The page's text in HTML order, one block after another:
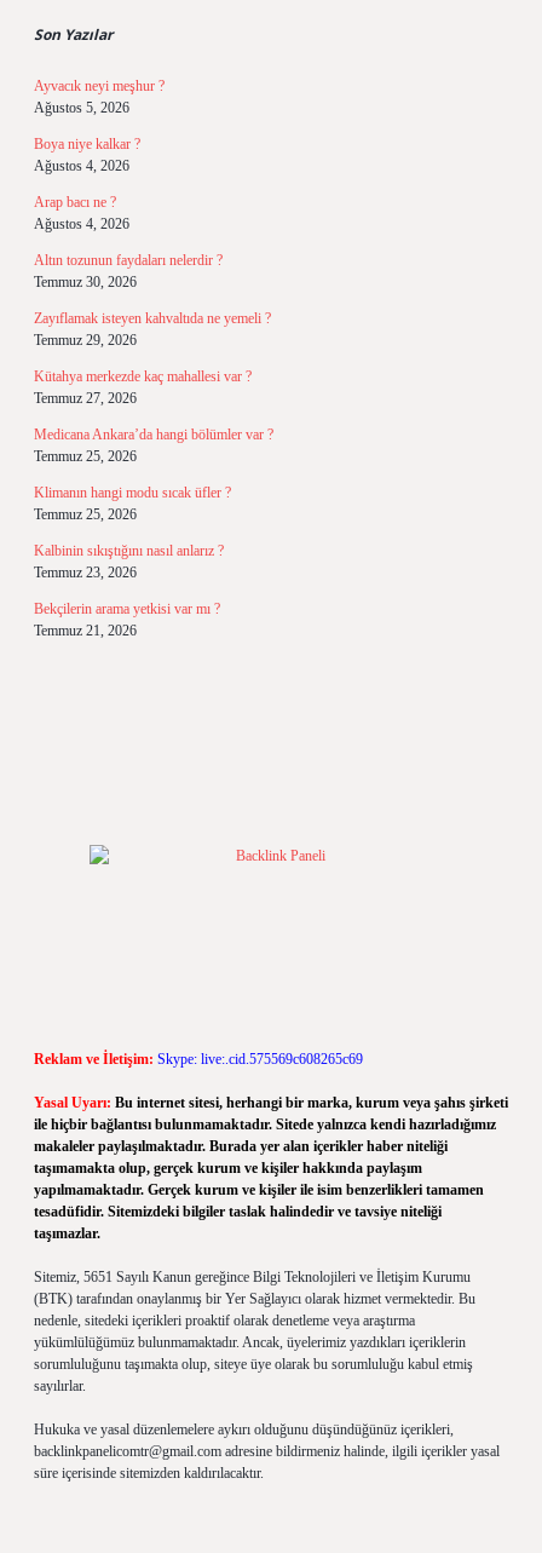
Son Yazılar
Ayvacık neyi meşhur ?
Ağustos 5, 2026
Boya niye kalkar ?
Ağustos 4, 2026
Arap bacı ne ?
Ağustos 4, 2026
Altın tozunun faydaları nelerdir ?
Temmuz 30, 2026
Zayıflamak isteyen kahvaltıda ne yemeli ?
Temmuz 29, 2026
Kütahya merkezde kaç mahallesi var ?
Temmuz 27, 2026
Medicana Ankara’da hangi bölümler var ?
Temmuz 25, 2026
Klimanın hangi modu sıcak üfler ?
Temmuz 25, 2026
Kalbinin sıkıştığını nasıl anlarız ?
Temmuz 23, 2026
Bekçilerin arama yetkisi var mı ?
Temmuz 21, 2026
Reklam ve İletişim: Skype: live:.cid.575569c608265c69
Yasal Uyarı: Bu internet sitesi, herhangi bir marka, kurum veya şahıs şirketi
ile hiçbir bağlantısı bulunmamaktadır. Sitede yalnızca kendi hazırladığımız
makaleler paylaşılmaktadır. Burada yer alan içerikler haber niteliği
taşımamakta olup, gerçek kurum ve kişiler hakkında paylaşım
yapılmamaktadır. Gerçek kurum ve kişiler ile isim benzerlikleri tamamen
tesadüfidir. Sitemizdeki bilgiler taslak halindedir ve tavsiye niteliği
taşımazlar.
Sitemiz, 5651 Sayılı Kanun gereğince Bilgi Teknolojileri ve İletişim Kurumu
(BTK) tarafından onaylanmış bir Yer Sağlayıcı olarak hizmet vermektedir. Bu
nedenle, sitedeki içerikleri proaktif olarak denetleme veya araştırma
yükümlülüğümüz bulunmamaktadır. Ancak, üyelerimiz yazdıkları içeriklerin
sorumluluğunu taşımakta olup, siteye üye olarak bu sorumluluğu kabul etmiş
sayılırlar.
Hukuka ve yasal düzenlemelere aykırı olduğunu düşündüğünüz içerikleri,
backlinkpanelicomtr@gmail.com adresine bildirmeniz halinde, ilgili içerikler yasal
süre içerisinde sitemizden kaldırılacaktır.